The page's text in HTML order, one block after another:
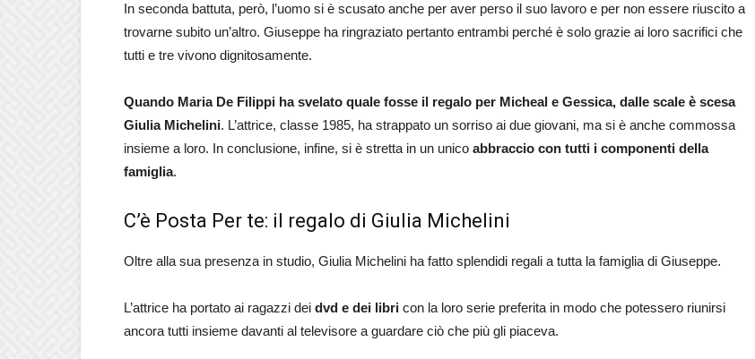
In seconda battuta, però, l’uomo si è scusato anche per aver perso il suo lavoro e per non essere riuscito a
trovarne subito un’altro. Giuseppe ha ringraziato pertanto entrambi perché è solo grazie ai loro sacrifici che
tutti e tre vivono dignitosamente.
Quando Maria De Filippi ha svelato quale fosse il regalo per Micheal e Gessica, dalle scale è scesa
Giulia Michelini. L’attrice, classe 1985, ha strappato un sorriso ai due giovani, ma si è anche commossa
insieme a loro. In conclusione, infine, si è stretta in un unico abbraccio con tutti i componenti della
famiglia.
C’è Posta Per te: il regalo di Giulia Michelini
Oltre alla sua presenza in studio, Giulia Michelini ha fatto splendidi regali a tutta la famiglia di Giuseppe.
L’attrice ha portato ai ragazzi dei dvd e dei libri con la loro serie preferita in modo che potessero riunirsi
ancora tutti insieme davanti al televisore a guardare ciò che più gli piaceva.